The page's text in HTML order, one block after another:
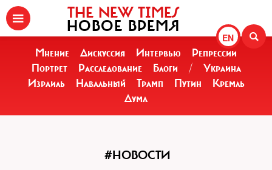
EN
THE NEW TIMES
НОВОЕ ВРЕМЯ
Мнение Дискуссия Интервью
Репрессии
Портрет
Расследование Блоги /
Украина
Израиль
Навальный Трамп Путин
Кремль
Дума
#НОВОСТИ